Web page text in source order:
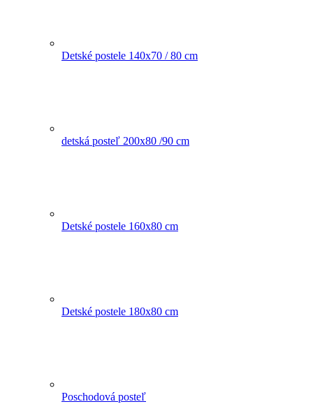
Detské postele 140x70 / 80 cm
detská posteľ 200x80 /90 cm
Detské postele 160x80 cm
Detské postele 180x80 cm
Poschodová posteľ